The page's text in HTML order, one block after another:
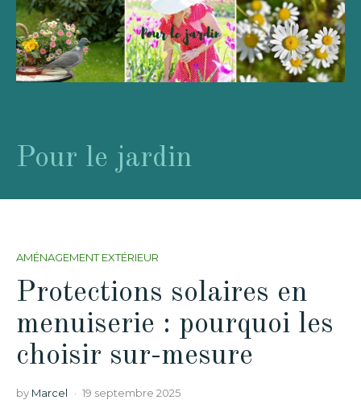
Pour le jardin
AMÉNAGEMENT EXTÉRIEUR
Protections solaires en
menuiserie : pourquoi les
choisir sur-mesure
by Marcel 19 septembre 2025